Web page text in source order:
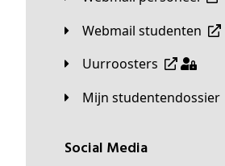
Webmail studenten
Uurroosters
Mijn studentendossier
Social Media